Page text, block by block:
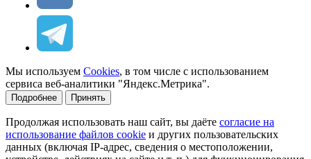
Мы используем Cookies, в том числе с использованием
сервиса веб-аналитики "Яндекс.Метрика".
Подробнее Принять
Продолжая использовать наш сайт, вы даёте согласие на
использование файлов cookie и других пользовательских
данных (включая IP-адрес, сведения о местоположении,